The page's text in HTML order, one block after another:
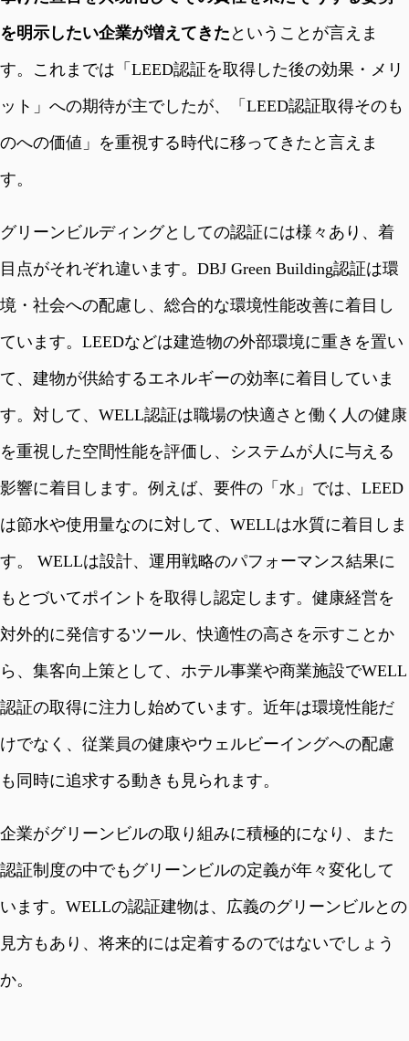
を明示したい企業が増えてきた ということが言えま
す。これまでは「LEED認証を取得した後の効果・メリ
ット」への期待が主でしたが、「LEED認証取得そのも
のへの価値」を重視する時代に移ってきたと言えま
す。
グリーンビルディングとしての認証には様々あり、着
目点がそれぞれ違います。DBJ Green Building認証は環
境・社会への配慮し、総合的な環境性能改善に着目し
ています。LEEDなどは建造物の外部環境に重きを置い
て、建物が供給するエネルギーの効率に着目していま
す。対して、WELL認証は職場の快適さと働く人の健康
を重視した空間性能を評価し、システムが人に与える
影響に着目します。例えば、要件の「水」では、LEED
は節水や使用量なのに対して、WELLは水質に着目しま
す。 WELLは設計、運用戦略のパフォーマンス結果に
もとづいてポイントを取得し認定します。健康経営を
対外的に発信するツール、快適性の高さを示すことか
ら、集客向上策として、ホテル事業や商業施設でWELL
認証の取得に注力し始めています。近年は環境性能だ
けでなく、従業員の健康やウェルビーイングへの配慮
も同時に追求する動きも見られます。
企業がグリーンビルの取り組みに積極的になり、また
認証制度の中でもグリーンビルの定義が年々変化して
います。WELLの認証建物は、広義のグリーンビルとの
見方もあり、将来的には定着するのではないでしょう
か。